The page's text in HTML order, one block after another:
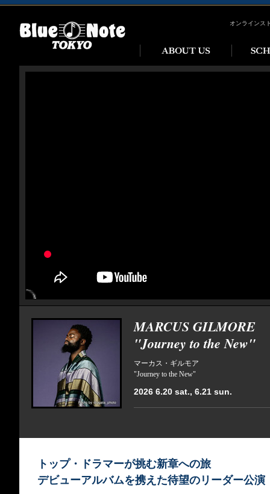
オンラインス
MARCUS GILMORE
"Journey to the New"
マーカス・ギルモア
"Journey to the New"
2026 6.20 sat., 6.21 sun.
トップ・ドラマーが挑む新章への旅
デビューアルバムを携えた待望のリーダー公演